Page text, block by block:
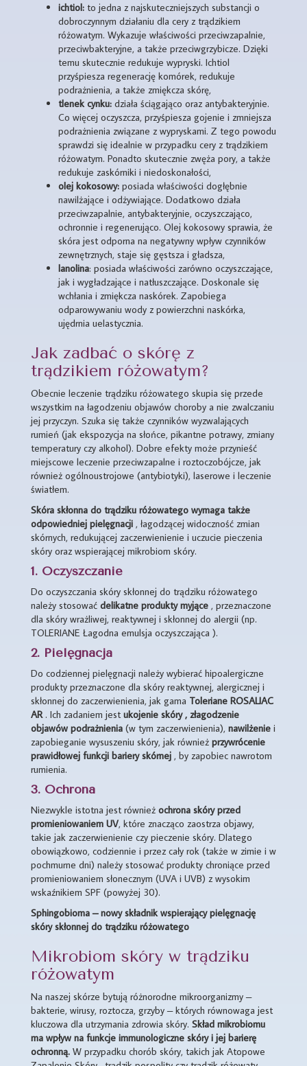
ichtiol: to jedna z najskuteczniejszych substancji o
dobroczynnym działaniu dla cery z trądzikiem
różowatym. Wykazuje właściwości przeciwzapalnie,
przeciwbakteryjne, a także przeciwgrzybicze. Dzięki
temu skutecznie redukuje wypryski. Ichtiol
przyśpiesza regenerację komórek, redukuje
podrażnienia, a także zmiękcza skórę,
tlenek cynku: działa ściągająco oraz antybakteryjnie.
Co więcej oczyszcza, przyśpiesza gojenie i zmniejsza
podrażnienia związane z wypryskami. Z tego powodu
sprawdzi się idealnie w przypadku cery z trądzikiem
różowatym. Ponadto skutecznie zwęża pory, a także
redukuje zaskórniki i niedoskonałości,
olej kokosowy: posiada właściwości dogłębnie
nawilżające i odżywiające. Dodatkowo działa
przeciwzapalnie, antybakteryjnie, oczyszczająco,
ochronnie i regenerująco. Olej kokosowy sprawia, że
skóra jest odporna na negatywny wpływ czynników
zewnętrznych, staje się gęstsza i gładsza,
lanolina: posiada właściwości zarówno oczyszczające,
jak i wygładzające i natłuszczające. Doskonale się
wchłania i zmiękcza naskórek. Zapobiega
odparowywaniu wody z powierzchni naskórka,
ujędrnia uelastycznia.
Jak zadbać o skórę z
trądzikiem różowatym?
Obecnie leczenie trądziku różowatego skupia się przede
wszystkim na łagodzeniu objawów choroby a nie zwalczaniu
jej przyczyn. Szuka się także czynników wyzwalających
rumień (jak ekspozycja na słońce, pikantne potrawy, zmiany
temperatury czy alkohol). Dobre efekty może przynieść
miejscowe leczenie przeciwzapalne i roztoczobójcze, jak
również ogólnoustrojowe (antybiotyki), laserowe i leczenie
światłem.
Skóra skłonna do trądziku różowatego wymaga także
odpowiedniej pielęgnacji , łagodzącej widoczność zmian
skórnych, redukującej zaczerwienienie i uczucie pieczenia
skóry oraz wspierającej mikrobiom skóry.
1. Oczyszczanie
Do oczyszczania skóry skłonnej do trądziku różowatego
należy stosować delikatne produkty myjące , przeznaczone
dla skóry wrażliwej, reaktywnej i skłonnej do alergii (np.
TOLERIANE Łagodna emulsja oczyszczająca ).
2. Pielęgnacja
Do codziennej pielęgnacji należy wybierać hipoalergiczne
produkty przeznaczone dla skóry reaktywnej, alergicznej i
skłonnej do zaczerwienienia, jak gama Toleriane ROSALIAC
AR. Ich zadaniem jest ukojenie skóry , złagodzenie
objawów podrażnienia (w tym zaczerwienienia), nawilżenie i
zapobieganie wysuszeniu skóry, jak również przywrócenie
prawidłowej funkcji bariery skórnej , by zapobiec nawrotom
rumienia.
3. Ochrona
Niezwykle istotna jest również ochrona skóry przed
promieniowaniem UV, które znacząco zaostrza objawy,
takie jak zaczerwienienie czy pieczenie skóry. Dlatego
obowiązkowo, codziennie i przez cały rok (także w zimie i w
pochmurne dni) należy stosować produkty chroniące przed
promieniowaniem słonecznym (UVA i UVB) z wysokim
wskaźnikiem SPF (powyżej 30).
Sphingobioma – nowy składnik wspierający pielęgnację
skóry skłonnej do trądziku różowatego
Mikrobiom skóry w trądziku
różowatym
Na naszej skórze bytują różnorodne mikroorganizmy –
bakterie, wirusy, roztocza, grzyby – których równowaga jest
kluczowa dla utrzymania zdrowia skóry. Skład mikrobiomu
ma wpływ na funkcje immunologiczne skóry i jej barierę
ochronną. W przypadku chorób skóry, takich jak Atopowe